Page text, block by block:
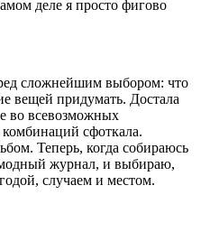
деле я просто фигово
сложнейшим выбором: что
вещей придумать. Достала
во всевозможных
сфоткала.
Теперь, когда собираюсь
журнал, и выбираю,
случаем и местом.